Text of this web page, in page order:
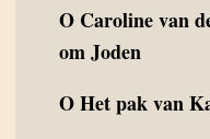
O Caroline van
om Joden
OHet pak van